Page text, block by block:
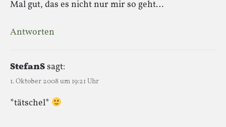
Mal gut, das es nicht nur mir so geht…
Antworten
StefanSsagt:
1. Oktober 2008 um 19:21 Uhr
*tätschel*